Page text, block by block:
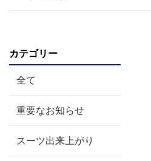
カテゴリー
全て
重要なお知らせ
スーツ出来上がり